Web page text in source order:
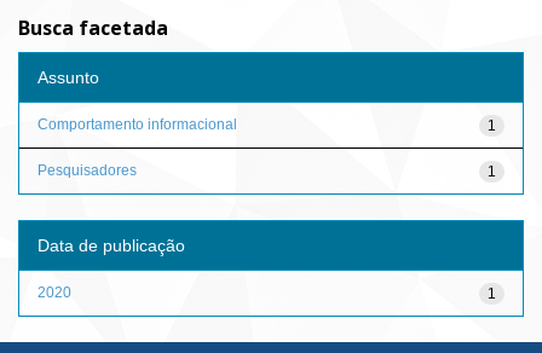
Busca facetada
Assunto
1
Comportamento informacional
1
Pesquisadores
Data de publicação
1
2020